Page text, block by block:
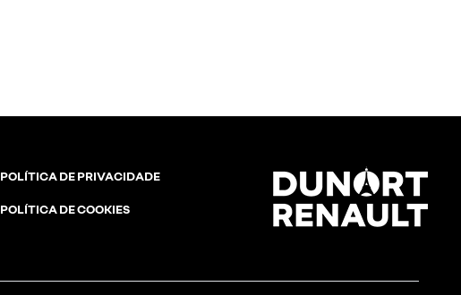
POLÍTICA DE PRIVACIDADE
POLÍTICA DE COOKIES